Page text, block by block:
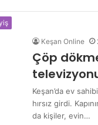
Keşan Online
Çöp
Keşan’da ev
hırsız girdi.
da kişiler, evin…